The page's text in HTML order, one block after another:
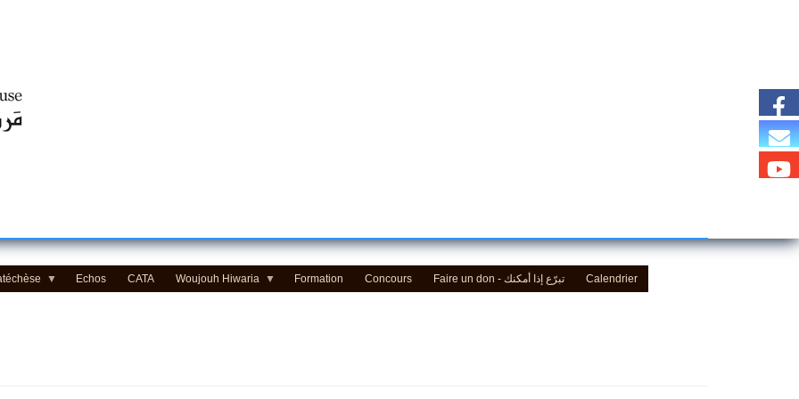
Echos CATA Woujouh Hiwaria Formation Concours Faire un don - تبرّع إذا أمكنك Calendrier